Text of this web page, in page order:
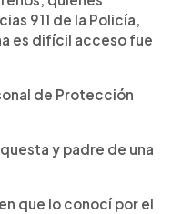
911 de la Policía,
es difícil acceso fue
de Protección
y padre de una
que lo conocí por el